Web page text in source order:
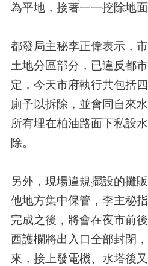
為平地，接著一一挖除地
都發局主秘李正偉表示，
土地分區部分，已違反都
定，今天市府執行共包括
廁予以拆除，並會同自來
所有埋在柏油路面下私設
除。
另外，現場違規擺設的攤
他地方集中保管，李主秘
完成之後，將會在夜市前
西護欄將出入口全部封閉
來，接上發電機、水塔後又